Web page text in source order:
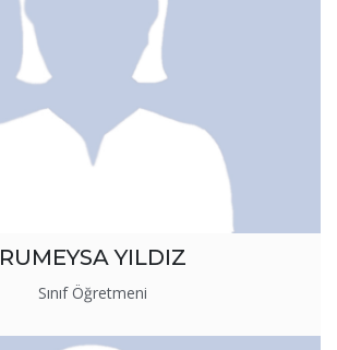
RUMEYSA YILDIZ
Sınıf Öğretmeni